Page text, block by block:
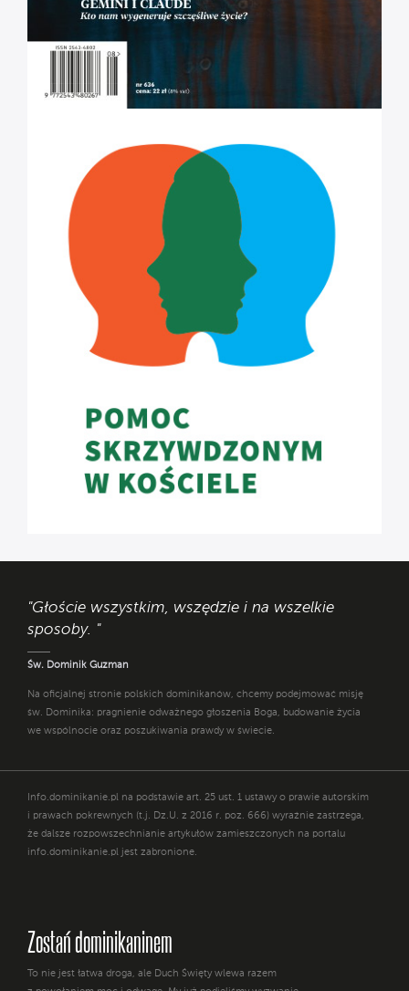
"Głoście wszystkim, wszędzie i na wszelkie
sposoby. "
Św. Dominik Guzman
Na oficjalnej stronie polskich dominikanów, chcemy podejmować misję
św. Dominika: pragnienie odważnego głoszenia Boga, budowanie życia
we wspólnocie oraz poszukiwania prawdy w świecie.
Info.dominikanie.pl na podstawie art. 25 ust. 1 ustawy o prawie autorskim
i prawach pokrewnych (t.j. Dz.U. z 2016 r. poz. 666) wyraźnie zastrzega,
że dalsze rozpowszechnianie artykułów zamieszczonych na portalu
info.dominikanie.pl jest zabronione.
Zostań dominikaninem
To nie jest łatwa droga, ale Duch Święty wlewa razem